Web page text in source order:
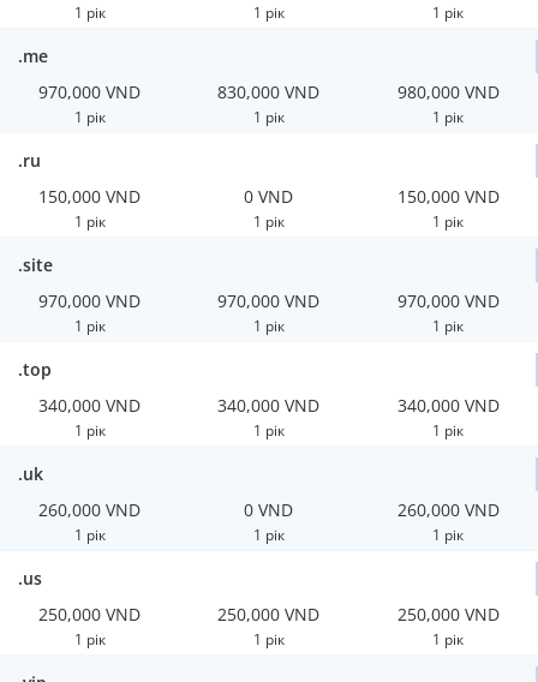
1 рік 1 рік 1 рік
.me
970,000 VND
1 рік
830,000 VND
1 рік
980,000 VND
1 рік
.ru
150,000 VND
1 рік
0 VND
1 рік
150,000 VND
1 рік
.site
970,000 VND
1 рік
970,000 VND
1 рік
970,000 VND
1 рік
.top
340,000 VND
1 рік
340,000 VND
1 рік
340,000 VND
1 рік
.uk
260,000 VND
1 рік
0 VND
1 рік
260,000 VND
1 рік
.us
250,000 VND
1 рік
250,000 VND
1 рік
250,000 VND
1 рік